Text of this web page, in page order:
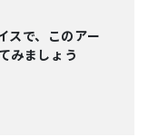
スで、このアー
みましょう